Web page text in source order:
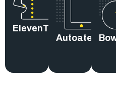
ElevenTickets